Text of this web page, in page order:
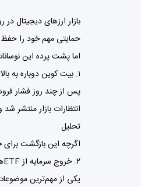
حمایتی مهم خود را حفظ
اما پشت پرده این
۱. بیت کوین دوباره به بالای ۶۲ هزار دلار بازگشت
انتظارات بازار منتشر
تحلیل
اگرچه این بازگشت
۲. خروج سرمایه از ETFهای بیت کوین همچنان بازار را نگران کرده است